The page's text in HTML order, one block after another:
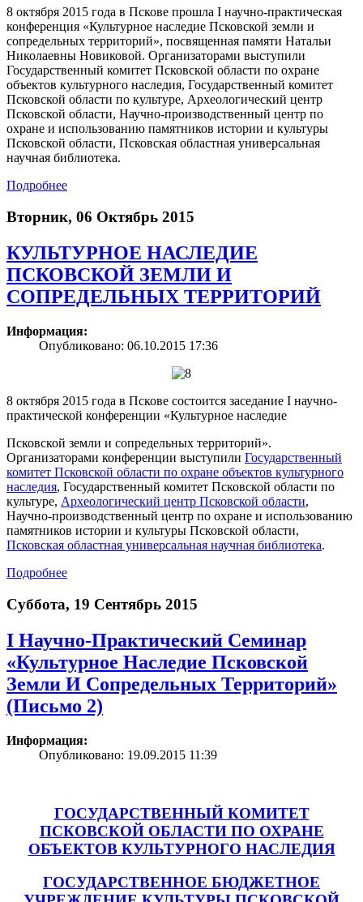
8 октября 2015 года в Пскове прошла I научно-практическая
конференция «Культурное наследие Псковской земли и
сопредельных территорий», посвященная памяти Натальи
Николаевны Новиковой. Организаторами выступили
Государственный комитет Псковской области по охране
объектов культурного наследия, Государственный комитет
Псковской области по культуре, Археологический центр
Псковской области, Научно-производственный центр по
охране и использованию памятников истории и культуры
Псковской области, Псковская областная универсальная
научная библиотека.
Подробнее
Вторник, 06 Октябрь 2015
КУЛЬТУРНОЕ НАСЛЕДИЕ
ПСКОВСКОЙ ЗЕМЛИ И
СОПРЕДЕЛЬНЫХ ТЕРРИТОРИЙ
Информация:
Опубликовано: 06.10.2015 17:36
8 октября 2015 года в Пскове состоится заседание I научно-
практической конференции «Культурное наследие
Псковской земли и сопредельных территорий».
Организаторами конференции выступили Государственный
комитет Псковской области по охране объектов культурного
наследия, Государственный комитет Псковской области по
культуре, Археологический центр Псковской области,
Научно-производственный центр по охране и использованию
памятников истории и культуры Псковской области,
Псковская областная универсальная научная библиотека.
Подробнее
Суббота, 19 Сентябрь 2015
I Научно-Практический Семинар
«Культурное Наследие Псковской
Земли И Сопредельных Территорий»
(Письмо 2)
Информация:
Опубликовано: 19.09.2015 11:39
ГОСУДАРСТВЕННЫЙ КОМИТЕТ
ПСКОВСКОЙ ОБЛАСТИ ПО ОХРАНЕ
ОБЪЕКТОВ КУЛЬТУРНОГО НАСЛЕДИЯ
ГОСУДАРСТВЕННОЕ БЮДЖЕТНОЕ